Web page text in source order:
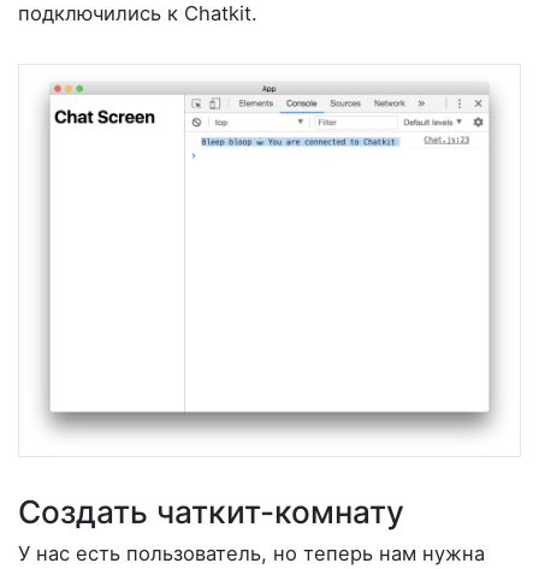
подключились к Chatkit.
Создать чаткит-комнату
У нас есть пользователь, но теперь нам нужна